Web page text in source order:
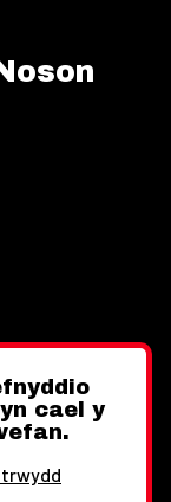
cael y